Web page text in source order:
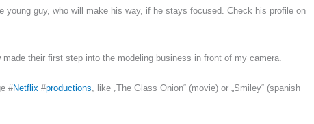
young guy, who will make his way, if he stays focused. Check his profile on
their first step into the modeling business in front of my camera.
#Netflix #productions, like „The Glass Onion“ (movie) or „Smiley“ (spanish